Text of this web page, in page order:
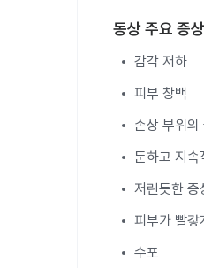
동상 주요 증상
감각 저하
피부 창백
손상 부위의
둔하고 지속
저린듯한 증
피부가 빨갛
수포